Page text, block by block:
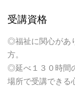
受講資格
◎福祉に関心があ
方。
◎延べ１３０時間
場所で受講できる